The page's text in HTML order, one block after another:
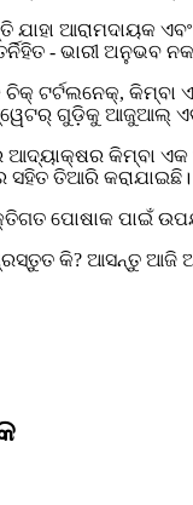
ଆରାମଦାୟକ
- ଭାରୀ ଅନୁଭବ
ଟର୍ଟଲନେକ୍, କିମ୍ବା
ସ୍ୱେଟର୍ ଗୁଡ଼ିକୁ ଆଜୁଆଲ୍
କିମ୍ବା
ସହିତ ତିଆରି କରାଯାଇଛି।
ପୋଷାକ ପାଇଁ
କି? ଆସନ୍ତୁ